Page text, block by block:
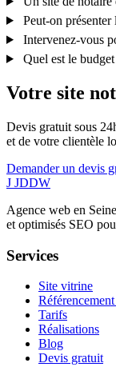
Peut-on présenter
Intervenez-vous
Quel est le
Votre site
Devis gratuit sous
et de votre clientèle
Demander un devis
J JDDW
Agence web en
et optimisés SEO
Services
Site vitrine
Tarifs
Réalisations
Blog
Devis gratuit